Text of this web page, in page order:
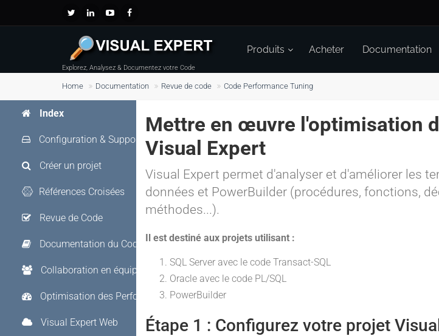
Explorez, Analysez & Documentez votre Code
Produits Acheter Documentation
Home Documentation Revue de code Code Performance Tuning
Mettre en œuvre l'optimisation
Visual Expert
Visual Expert permet d'analyser et d'améliorer les
données et PowerBuilder (procédures, fonctions,
méthodes...).
Il est destiné aux projets utilisant :
SQL Server avec le code Transact-SQL
Oracle avec le code PL/SQL
PowerBuilder
Étape 1 : Configurez votre projet
Index
Configuration & Support
Créer un projet
Références Croisées
Revue de Code
Documentation du Code
Collaboration en équipe
Optimisation des Performances
Visual Expert Web